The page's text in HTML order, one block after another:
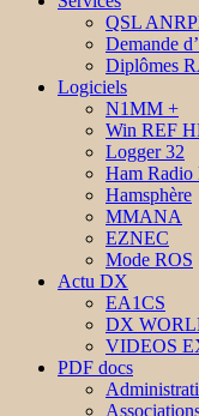
QSL
Demande
Diplômes
Logiciels
N1MM +
Win REF
Logger 32
Ham Radio
Hamsphère
MMANA
EZNEC
Mode ROS
Actu DX
EA1CS
DX
VIDEOS
PDF docs